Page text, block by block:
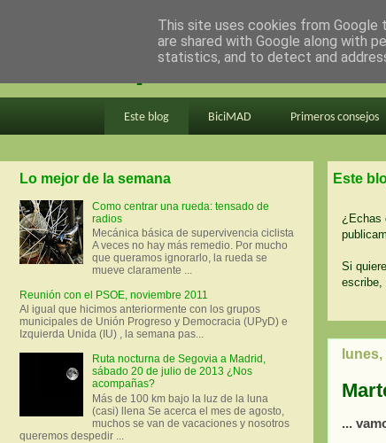
en bici por madrid
Este blog BiciMAD Primeros consejos
Este
¿Echas
Si
escribe,
...
Lo mejor de la semana
Como centrar una rueda: tensado de
radios
Mecánica básica de supervivencia ciclista
A veces no hay más remedio. Por mucho
que queramos ignorarlo, la rueda se
mueve claramente ...
Reunión con el PSOE, noviembre 2011
Al igual que hicimos anteriormente con los grupos
municipales de Unión Progreso y Democracia (UPyD) e
Izquierda Unida (IU) , la semana pas...
Ruta nocturna de Segovia a Madrid,
sábado 20 de julio de 2013 ¿Nos
acompañas?
Más de 100 km bajo la luz de la luna
(casi) llena Se acerca el mes de agosto,
muchos se van de vacaciones y nosotros
queremos despedir ...
This site uses cookies from Google
are shared with Google along with
statistics, and to detect and